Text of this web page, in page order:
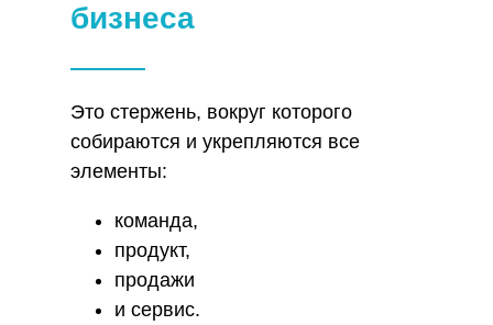
бизнеса
Это стержень, вокруг которого
собираются и укрепляются все
элементы:
команда,
продукт,
продажи
и сервис.